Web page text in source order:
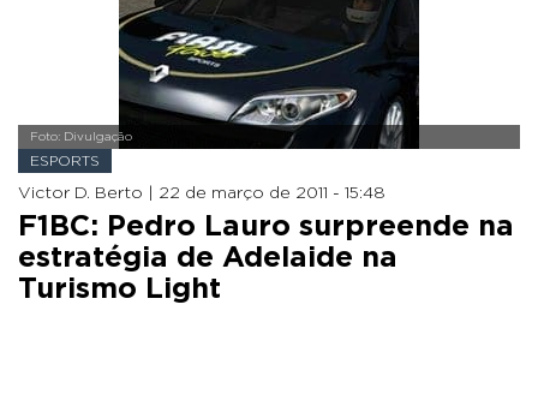
Foto: Divulgação
ESPORTS
Victor D. Berto | 22 de março de 2011 - 15:48
F1BC: Pedro Lauro surpreende na
estratégia de Adelaide na
Turismo Light